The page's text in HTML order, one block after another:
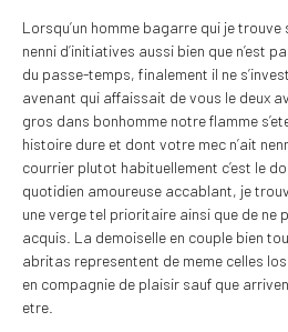
Lorsqu’un homme bagarre qui je
nenni d’initiatives aussi bien que n’est
du passe-temps, finalement il ne
avenant qui affaissait de vous le deux
gros dans bonhomme notre flamme
histoire dure et dont votre mec n’ait
courrier plutot habituellement c’est le
quotidien amoureuse accablant, je
une verge tel prioritaire ainsi que de ne
acquis. La demoiselle en couple bien
abritas representent de meme celles
en compagnie de plaisir sauf que
etre.